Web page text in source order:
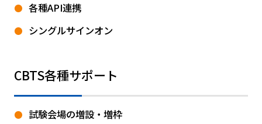
各種API連携
シングルサインオン
CBTS各種サポート
試験会場の増設・増枠